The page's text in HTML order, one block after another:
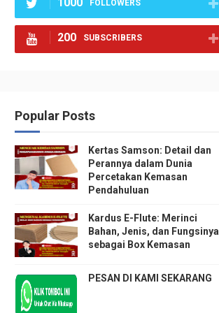
FOLLOWERS
200 SUBSCRIBERS
Popular Posts
Kertas Samson: Detail dan
Perannya dalam Dunia
Percetakan Kemasan
Pendahuluan
Kardus E-Flute: Merinci
Bahan, Jenis, dan Fungsinya
sebagai Box Kemasan
PESAN DI KAMI SEKARANG